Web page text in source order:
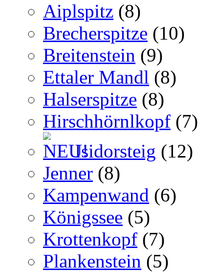
Aiplspitz (8)
Brecherspitze (10)
Breitenstein (9)
Ettaler Mandl (8)
Halserspitze (8)
Hirschhörnlkopf (7)
Isidorsteig (12)
Jenner (8)
Kampenwand (6)
Königssee (5)
Krottenkopf (7)
Plankenstein (5)